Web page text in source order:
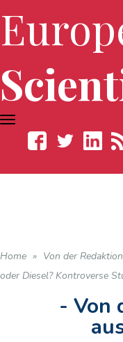
TOGGLE
NAVIGATION
Home » Von der
oder Diesel? Kontroverse
- Von